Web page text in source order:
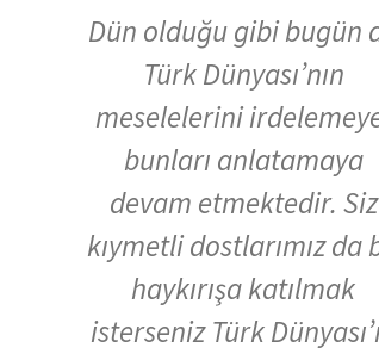
Dün olduğu gibi bugün
Türk Dünyası’nın
meselelerini
bunları anlatamaya
devam etmektedir. Siz
kıymetli dostlarımız da
haykırışa katılmak
isterseniz Türk